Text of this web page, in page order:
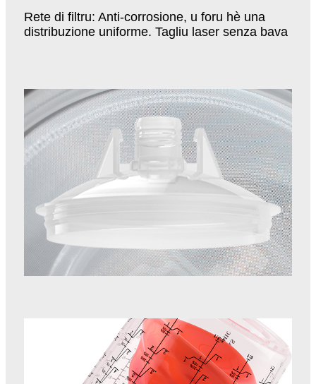
Rete di filtru: Anti-corrosione, u foru hè una
distribuzione uniforme. Tagliu laser senza bava